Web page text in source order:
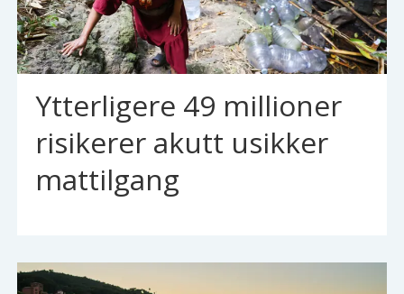
Ytterligere 49 millioner
risikerer akutt usikker
mattilgang